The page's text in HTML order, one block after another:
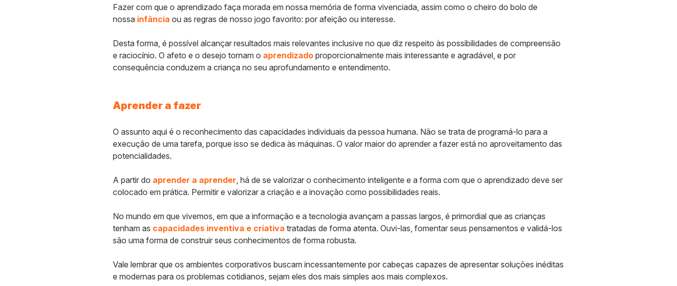
Fazer com que o aprendizado faça morada em nossa memória de forma vivenciada, assim como o cheiro do bolo de
nossa infância ou as regras de nosso jogo favorito: por afeição ou interesse.
Desta forma, é possível alcançar resultados mais relevantes inclusive no que diz respeito às possibilidades de compreensão
e raciocínio. O afeto e o desejo tornam o aprendizado proporcionalmente mais interessante e agradável, e por
consequência conduzem a criança no seu aprofundamento e entendimento.
Aprender a fazer
O assunto aqui é o reconhecimento das capacidades individuais da pessoa humana. Não se trata de programá-lo para a
execução de uma tarefa, porque isso se dedica às máquinas. O valor maior do aprender a fazer está no aproveitamento das
potencialidades.
A partir do aprender a aprender, há de se valorizar o conhecimento inteligente e a forma com que o aprendizado deve ser
colocado em prática. Permitir e valorizar a criação e a inovação como possibilidades reais.
No mundo em que vivemos, em que a informação e a tecnologia avançam a passas largos, é primordial que as crianças
tenham as capacidades inventiva e criativa tratadas de forma atenta. Ouvi-las, fomentar seus pensamentos e validá-los
são uma forma de construir seus conhecimentos de forma robusta.
Vale lembrar que os ambientes corporativos buscam incessantemente por cabeças capazes de apresentar soluções inéditas
e modernas para os problemas cotidianos, sejam eles dos mais simples aos mais complexos.